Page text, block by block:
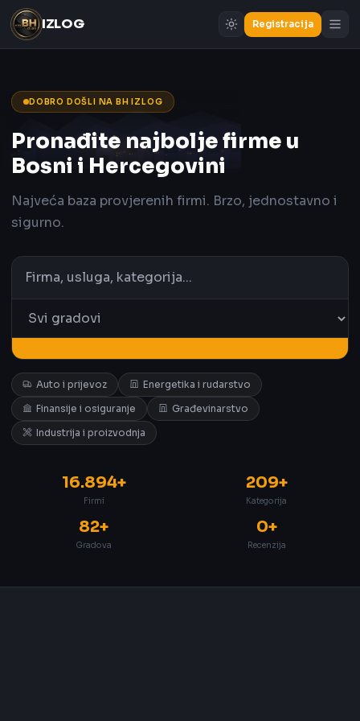
IZLOG Registracija
DOBRO DOŠLI NA BH IZLOG
Pronađite najbolje firme u
Bosni i Hercegovini
Najveća baza provjerenih firmi. Brzo, jednostavno i
sigurno.
Auto i prijevoz
Energetika i rudarstvo
Finansije i osiguranje
Građevinarstvo
Industrija i proizvodnja
16.894+
Firmi
209+
Kategorija
82+
Gradova
0+
Recenzija